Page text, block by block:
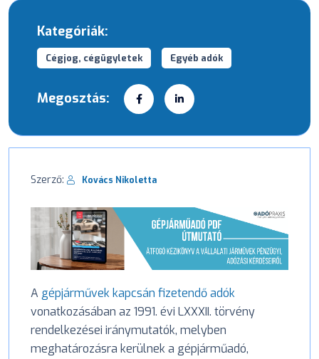
Kategóriák:
Cégjog, cégügyletek Egyéb adók
Megosztás:
Szerző: Kovács Nikoletta
A gépjárművek kapcsán fizetendő adók
vonatkozásában az 1991. évi LXXXII. törvény
rendelkezései iránymutatók, melyben
meghatározásra kerülnek a gépjárműadó,